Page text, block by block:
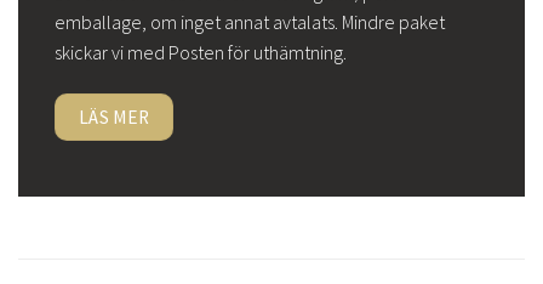
emballage, om inget annat avtalats. Mindre paket
skickar vi med Posten för uthämtning.
LÄS MER